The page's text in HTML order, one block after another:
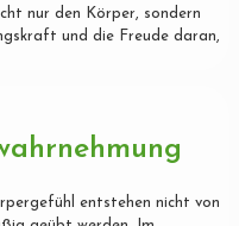
nur den Körper, sondern
und die Freude daran,
entstehen nicht von